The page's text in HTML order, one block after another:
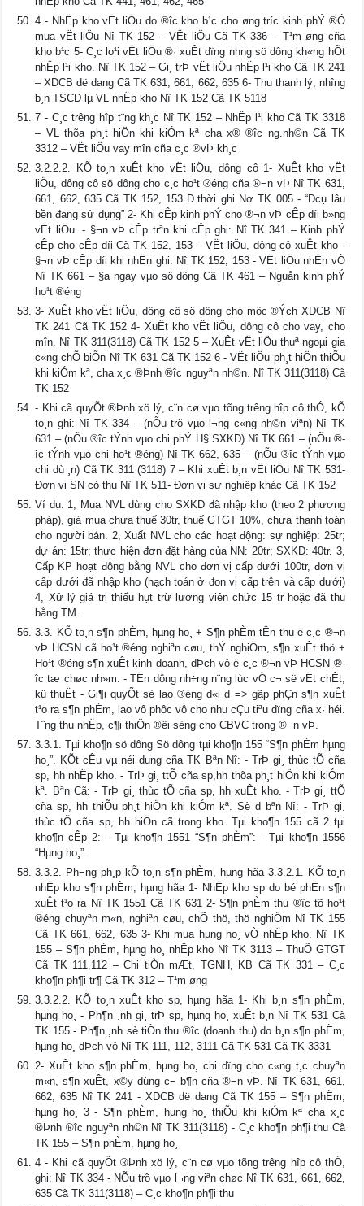
4 - NhËp kho vËt liÖu do ®­îc kho b¹c cho øng tr­íc kinh phÝ ®Ó
mua vËt liÖu Nî TK 152 – VËt liÖu Cã TK 336 – T¹m øng cña
kho b¹c 5- C¸c lo¹i vËt liÖu ®· xuÊt dïng nh­ng sö dông kh«ng hÕt
nhËp l¹i kho. Nî TK 152 – Gi¸ trÞ vËt liÖu nhËp l¹i kho Cã TK 241
– XDCB dë dang Cã TK 631, 661, 662, 635 6- Thu thanh lý, nh­îng
b¸n TSCD lµ VL nhËp kho Nî TK 152 Cã TK 5118
7 - C¸c tr­êng hîp t¨ng kh¸c Nî TK 152 – NhËp l¹i kho Cã TK 3318
– VL thõa ph¸t hiÖn khi kiÓm kª ch­a x® ®­îc ng.nh©n Cã TK
3312 – VËt liÖu vay m­în cña c¸c ®vÞ kh¸c
3.2.2.2. KÕ to¸n xuÊt kho vËt liÖu, dông cô 1- XuÊt kho vËt
liÖu, dông cô sö dông cho c¸c ho¹t ®éng cña ®¬n vÞ Nî TK 631,
661, 662, 635 Cã TK 152, 153 Đ.thời ghi Nợ TK 005 - “Dcụ lâu
bền đang sử dụng” 2- Khi cÊp kinh phÝ cho ®¬n vÞ cÊp d­íi b»ng
vËt liÖu. - §¬n vÞ cÊp trªn khi cÊp ghi: Nî TK 341 – Kinh phÝ
cÊp cho cÊp d­íi Cã TK 152, 153 – VËt liÖu, dông cô xuÊt kho -
§¬n vÞ cÊp d­íi khi nhËn ghi: Nî TK 152, 153 - VËt liÖu nhËn vÒ
Nî TK 661 – §­a ngay vµo sö dông Cã TK 461 – Nguån kinh phÝ
ho¹t ®éng
3- XuÊt kho vËt liÖu, dông cô sö dông cho môc ®Ých XDCB Nî
TK 241 Cã TK 152 4- XuÊt kho vËt liÖu, dông cô cho vay, cho
m­în. Nî TK 311(3118) Cã TK 152 5 – XuÊt vËt liÖu thuª ngoµi gia
c«ng chÕ biÕn Nî TK 631 Cã TK 152 6 - VËt liÖu ph¸t hiÖn thiÕu
khi kiÓm kª, ch­a x¸c ®Þnh ®­îc nguyªn nh©n. Nî TK 311(3118) Cã
TK 152
- Khi cã quyÕt ®Þnh xö lý, c¨n cø vµo tõng tr­êng hîp cô thÓ, kÕ
to¸n ghi: Nî TK 334 – (nÕu trõ vµo l­¬ng c«ng nh©n viªn) Nî TK
631 – (nÕu ®­îc tÝnh vµo chi phÝ H§ SXKD) Nî TK 661 – (nÕu ®­
îc tÝnh vµo chi ho¹t ®éng) Nî TK 662, 635 – (nÕu ®­îc tÝnh vµo
chi dù ¸n) Cã TK 311 (3118) 7 – Khi xuÊt b¸n vËt liÖu Nî TK 531-
Đơn vị SN có thu Nî TK 511- Đơn vị sự nghiệp khác Cã TK 152
Ví dụ: 1, Mua NVL dùng cho SXKD đã nhập kho (theo 2 phương
pháp), giá mua chưa thuế 30tr, thuế GTGT 10%, chưa thanh toán
cho người bán. 2, Xuất NVL cho các hoạt động: sự nghiệp: 25tr;
dự án: 15tr; thực hiện đơn đặt hàng của NN: 20tr; SXKD: 40tr. 3,
Cấp KP hoạt động bằng NVL cho đơn vị cấp dưới 100tr, đơn vị
cấp dưới đã nhập kho (hạch toán ở đon vị cấp trên và cấp dưới)
4, Xử lý giá trị thiếu hụt trừ lương viên chức 15 tr hoặc đã thu
bằng TM.
3.3. KÕ to¸n s¶n phÈm, hµng ho¸ + S¶n phÈm tËn thu ë c¸c ®¬n
vÞ HCSN cã ho¹t ®éng nghiªn cøu, thÝ nghiÖm, s¶n xuÊt thö +
Ho¹t ®éng s¶n xuÊt kinh doanh, dÞch vô ë c¸c ®¬n vÞ HCSN ®­
îc tæ chøc nh»m: - TËn dông nh÷ng n¨ng lùc vÒ c¬ së vËt chÊt,
kü thuËt - Gi¶i quyÕt sè lao ®éng d«i d­ => gãp phÇn s¶n xuÊt
t¹o ra s¶n phÈm, lao vô phôc vô cho nhu cÇu tiªu dïng cña x· héi.
T¨ng thu nhËp, c¶i thiÖn ®êi sèng cho CBVC trong ®¬n vÞ.
3.3.1. Tµi kho¶n sö dông Sö dông tµi kho¶n 155 “S¶n phÈm hµng
ho¸”. KÕt cÊu vµ néi dung cña TK Bªn Nî: - TrÞ gi¸ thùc tÕ cña
sp, hh nhËp kho. - TrÞ gi¸ ttÕ cña sp,hh thõa ph¸t hiÖn khi kiÓm
kª. Bªn Cã: - TrÞ gi¸ thùc tÕ cña sp, hh xuÊt kho. - TrÞ gi¸ ttÕ
cña sp, hh thiÕu ph¸t hiÖn khi kiÓm kª. Sè d­ bªn Nî: - TrÞ gi¸
thùc tÕ cña sp, hh hiÖn cã trong kho. Tµi kho¶n 155 cã 2 tµi
kho¶n cÊp 2: - Tµi kho¶n 1551 “S¶n phÈm”: - Tµi kho¶n 1556
“Hµng ho¸”:
3.3.2. Ph­¬ng ph¸p kÕ to¸n s¶n phÈm, hµng hãa 3.3.2.1. KÕ to¸n
nhËp kho s¶n phÈm, hµng hãa 1- NhËp kho sp do bé phËn s¶n
xuÊt t¹o ra Nî TK 1551 Cã TK 631 2- S¶n phÈm thu ®­îc tõ ho¹t
®éng chuyªn m«n, nghiªn cøu, chÕ thö, thö nghiÖm Nî TK 155
Cã TK 661, 662, 635 3- Khi mua hµng ho¸ vÒ nhËp kho. Nî TK
155 – S¶n phÈm, hµng ho¸ nhËp kho Nî TK 3113 – ThuÕ GTGT
Cã TK 111,112 – Chi tiÒn mÆt, TGNH, KB Cã TK 331 – C¸c
kho¶n ph¶i tr¶ Cã TK 312 – T¹m øng
3.3.2.2. KÕ to¸n xuÊt kho sp, hµng hãa 1- Khi b¸n s¶n phÈm,
hµng ho¸ - Ph¶n ¸nh gi¸ trÞ sp, hµng ho¸ xuÊt b¸n Nî TK 531 Cã
TK 155 - Ph¶n ¸nh sè tiÒn thu ®­îc (doanh thu) do b¸n s¶n phÈm,
hµng ho¸ dÞch vô Nî TK 111, 112, 3111 Cã TK 531 Cã TK 3331
2- XuÊt kho s¶n phÈm, hµng ho¸ chi dïng cho c«ng t¸c chuyªn
m«n, s¶n xuÊt, x©y dùng c¬ b¶n cña ®¬n vÞ. Nî TK 631, 661,
662, 635 Nî TK 241 - XDCB dë dang Cã TK 155 – S¶n phÈm,
hµng ho¸ 3 - S¶n phÈm, hµng ho¸ thiÕu khi kiÓm kª ch­a x¸c
®Þnh ®­îc nguyªn nh©n Nî TK 311(3118) - C¸c kho¶n ph¶i thu Cã
TK 155 – S¶n phÈm, hµng ho¸
4 - Khi cã quyÕt ®Þnh xö lý, c¨n cø vµo tõng tr­êng hîp cô thÓ,
ghi: Nî TK 334 - NÕu trõ vµo l­¬ng viªn chøc Nî TK 631, 661, 662,
635 Cã TK 311(3118) – C¸c kho¶n ph¶i thu